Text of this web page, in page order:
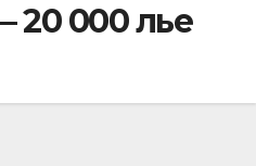
000 лье